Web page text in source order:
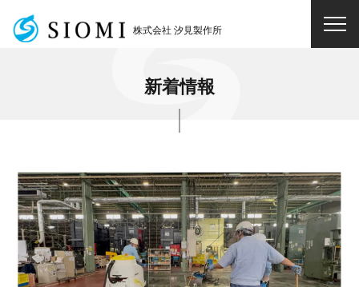
株式会社 汐見製作所
株式会社 汐見製作所
ニ
ュ
ー
新着情報